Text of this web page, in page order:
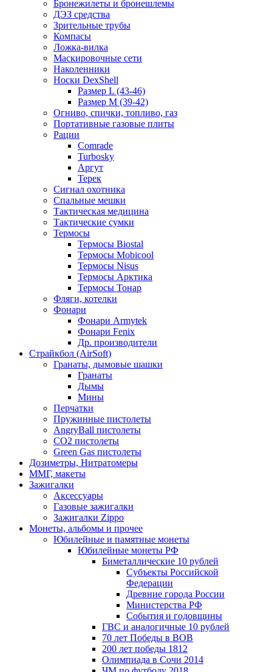
Бронежилеты и бронешлемы
ДЭЗ средства
Зрительные трубы
Компасы
Ложка-вилка
Маскировочные сети
Наколенники
Носки DexShell
Размер L (43-46)
Размер M (39-42)
Огниво, спички, топливо, газ
Портативные газовые плиты
Рации
Comrade
Turbosky
Аргут
Терек
Сигнал охотника
Спальные мешки
Тактическая медицина
Тактические сумки
Термосы
Термосы Biostal
Термосы Mobicool
Термосы Nisus
Термосы Арктика
Термосы Тонар
Фляги, котелки
Фонари
Фонари Armytek
Фонари Fenix
Др. производители
Страйкбол (AirSoft)
Гранаты, дымовые шашки
Гранаты
Дымы
Мины
Перчатки
Пружинные пистолеты
AngryBall пистолеты
CO2 пистолеты
Green Gas пистолеты
Дозиметры, Нитратомеры
ММГ, макеты
Зажигалки
Аксессуары
Газовые зажигалки
Зажигалки Zippo
Монеты, альбомы и прочее
Юбилейные и памятные монеты
Юбилейные монеты РФ
Биметаллические 10 рублей
Субъекты Российской
Федерации
Древние города России
Министерства РФ
События и годовщины
ГВС и аналогичные 10 рублей
70 лет Победы в ВОВ
200 лет победы 1812
Олимпиада в Сочи 2014